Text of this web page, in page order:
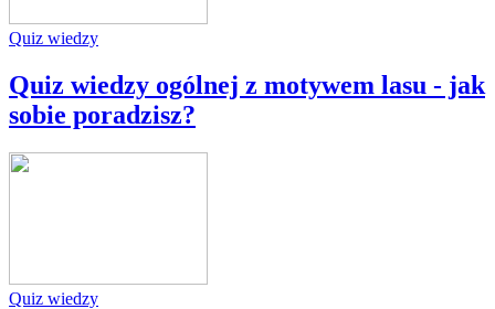
Quiz wiedzy
Quiz wiedzy ogólnej z motywem lasu - jak
sobie poradzisz?
Quiz wiedzy